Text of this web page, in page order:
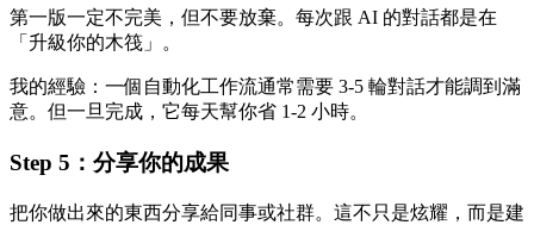
第一版一定不完美，但不要放棄。每次跟 AI 的對話都是在
「升級你的木筏」。
我的經驗：一個自動化工作流通常需要 3-5 輪對話才能調到滿
意。但一旦完成，它每天幫你省 1-2 小時。
Step 5：分享你的成果
把你做出來的東西分享給同事或社群。這不只是炫耀，而是建